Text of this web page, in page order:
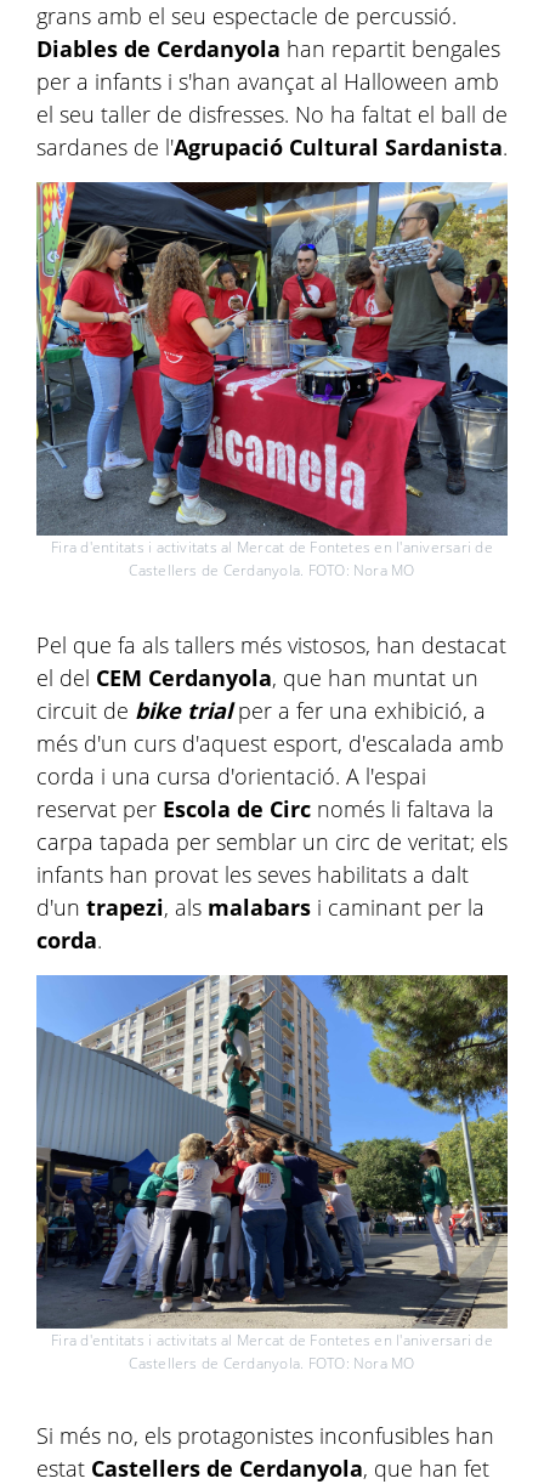
grans amb el seu espectacle de percussió.
Diables de Cerdanyola han repartit bengales
per a infants i s'han avançat al Halloween amb
el seu taller de disfresses. No ha faltat el ball de
sardanes de l'Agrupació Cultural Sardanista.
Fira d'entitats i activitats al Mercat de Fontetes en l'aniversari de
Castellers de Cerdanyola. FOTO: Nora MO
Pel que fa als tallers més vistosos, han destacat
el del CEM Cerdanyola, que han muntat un
circuit de bike trialper a fer una exhibició, a
més d'un curs d'aquest esport, d'escalada amb
corda i una cursa d'orientació. A l'espai
reservat per Escola de Circ només li faltava la
carpa tapada per semblar un circ de veritat; els
infants han provat les seves habilitats a dalt
d'un trapezi, als malabars i caminant per la
corda.
Fira d'entitats i activitats al Mercat de Fontetes en l'aniversari de
Castellers de Cerdanyola. FOTO: Nora MO
Si més no, els protagonistes inconfusibles han
estat Castellers de Cerdanyola, que han fet